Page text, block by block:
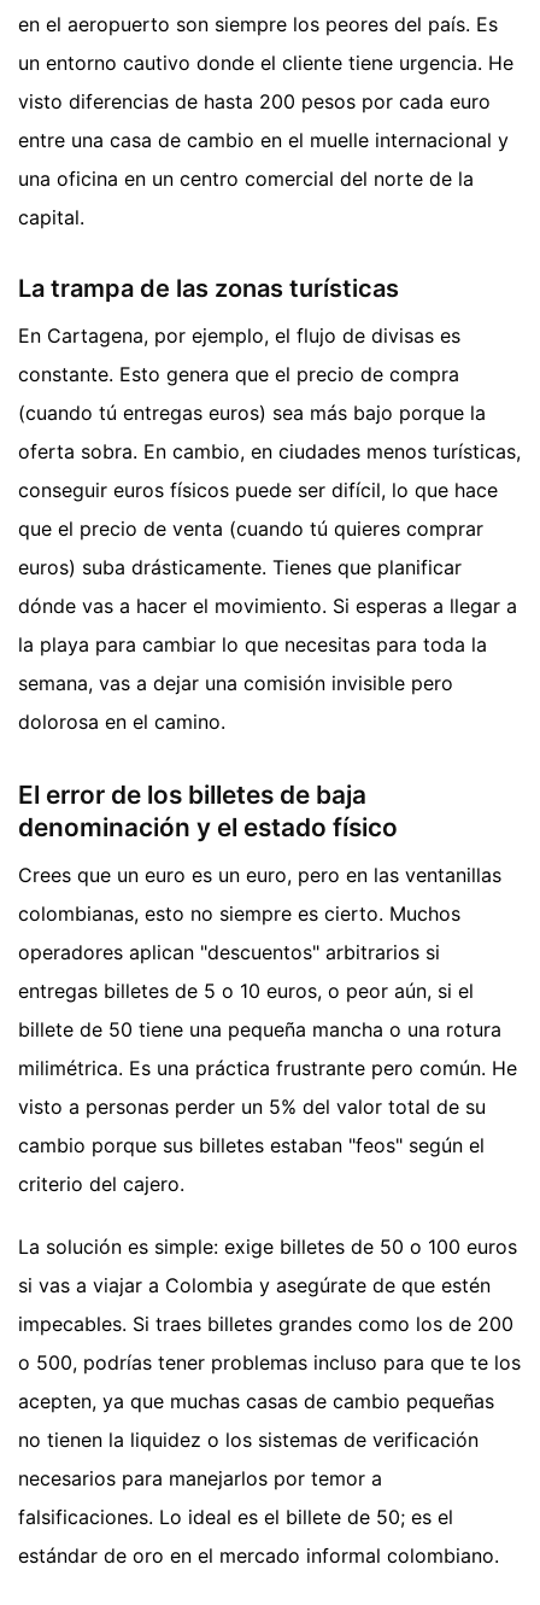
en el aeropuerto son siempre los peores del país. Es
un entorno cautivo donde el cliente tiene urgencia. He
visto diferencias de hasta 200 pesos por cada euro
entre una casa de cambio en el muelle internacional y
una oficina en un centro comercial del norte de la
capital.
La trampa de las zonas turísticas
En Cartagena, por ejemplo, el flujo de divisas es
constante. Esto genera que el precio de compra
(cuando tú entregas euros) sea más bajo porque la
oferta sobra. En cambio, en ciudades menos turísticas,
conseguir euros físicos puede ser difícil, lo que hace
que el precio de venta (cuando tú quieres comprar
euros) suba drásticamente. Tienes que planificar
dónde vas a hacer el movimiento. Si esperas a llegar a
la playa para cambiar lo que necesitas para toda la
semana, vas a dejar una comisión invisible pero
dolorosa en el camino.
El error de los billetes de baja
denominación y el estado físico
Crees que un euro es un euro, pero en las ventanillas
colombianas, esto no siempre es cierto. Muchos
operadores aplican "descuentos" arbitrarios si
entregas billetes de 5 o 10 euros, o peor aún, si el
billete de 50 tiene una pequeña mancha o una rotura
milimétrica. Es una práctica frustrante pero común. He
visto a personas perder un 5% del valor total de su
cambio porque sus billetes estaban "feos" según el
criterio del cajero.
La solución es simple: exige billetes de 50 o 100 euros
si vas a viajar a Colombia y asegúrate de que estén
impecables. Si traes billetes grandes como los de 200
o 500, podrías tener problemas incluso para que te los
acepten, ya que muchas casas de cambio pequeñas
no tienen la liquidez o los sistemas de verificación
necesarios para manejarlos por temor a
falsificaciones. Lo ideal es el billete de 50; es el
estándar de oro en el mercado informal colombiano.